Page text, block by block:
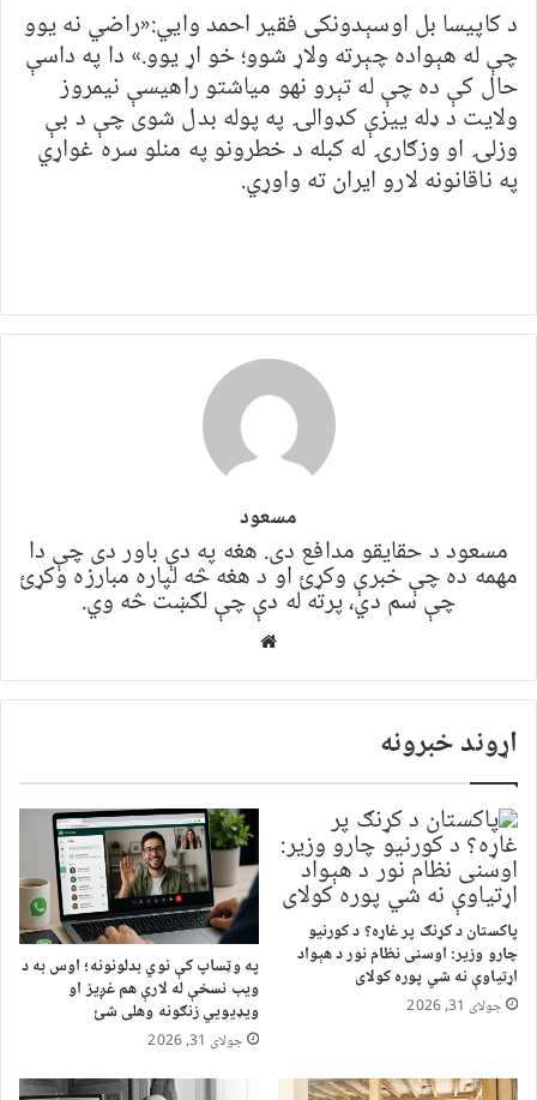
د کاپیسا بل اوسېدونکی فقیر احمد وايي:«راضي نه یوو
چې له هېواده چېرته ولاړ شوو؛ خو اړ یوو.» دا په داسې
حال کې ده چې له تېرو نهو میاشتو راهیسې نیمروز
ولایت د ډله ییزې کډوالۍ په پوله بدل شوی چې د بې
وزلۍ او وزګارۍ له کبله د خطرونو په منلو سره غواړي
په ناقانونه لارو ایران ته واوړي.
مسعود
مسعود د حقایقو مدافع دی. هغه په ​​​​دې باور دی چې دا
مهمه ده چې خبرې وکړئ او د هغه څه لپاره مبارزه وکړئ
چې سم دي، پرته له دې چې لګښت څه وي.
اړوند خبرونه
پاکستان د کړنګ پر غاړه؟ د کورنیو
چارو وزیر: اوسنی نظام نور د هېواد
اړتیاوې نه شي پوره کولای
جولای 31, 2026
په وټساپ کې نوي بدلونونه؛ اوس به د
ویب نسخې له لارې هم غږیز او
ویډیويي زنګونه وهلی شئ
جولای 31, 2026